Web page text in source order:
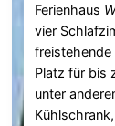
Ferienhaus
vier
Platz für bis
unter